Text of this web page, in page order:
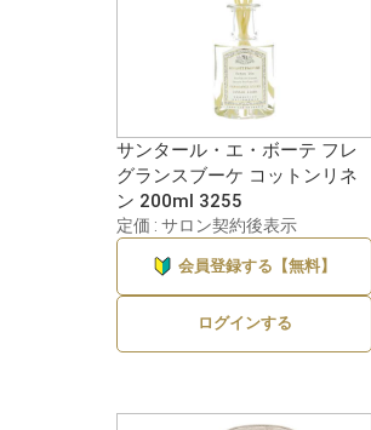
サンタール・エ・ボーテ フレ
グランスブーケ コットンリネ
ン 200ml 3255
定価 : サロン契約後表示
会員登録する【無料】
ログインする